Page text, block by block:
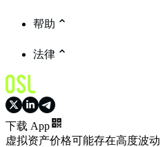
帮助
法律
下载 App
虚拟资产价格可能存在高度波